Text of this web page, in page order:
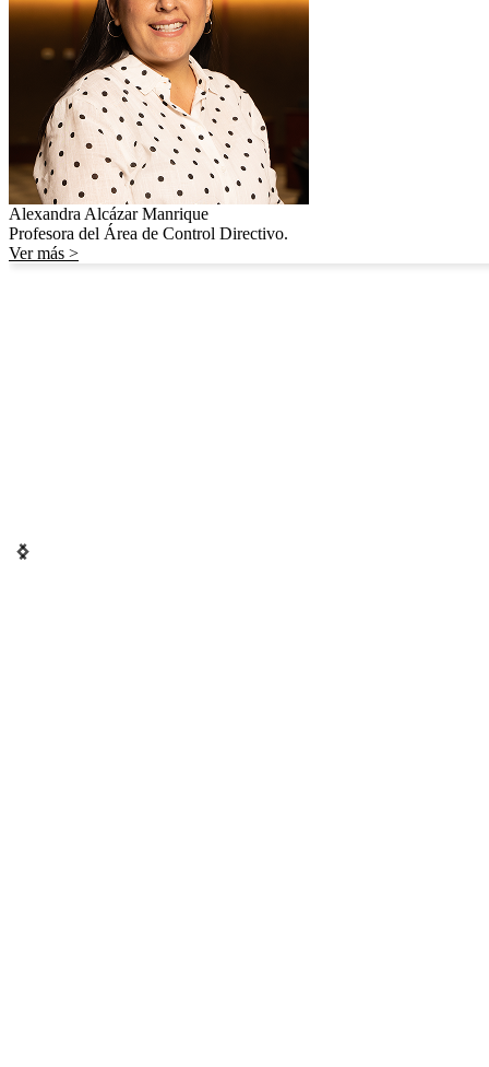
Alexandra Alcázar Manrique
Profesora del Área de Control Directivo.
Ver más >